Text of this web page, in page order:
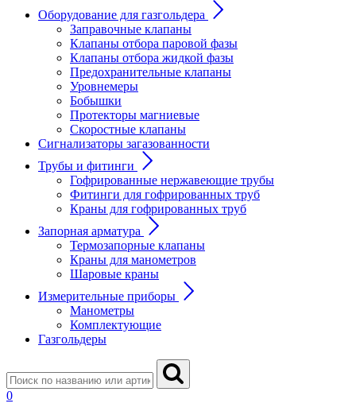
Оборудование для газгольдера
Заправочные клапаны
Клапаны отбора паровой фазы
Клапаны отбора жидкой фазы
Предохранительные клапаны
Уровнемеры
Бобышки
Протекторы магниевые
Скоростные клапаны
Сигнализаторы загазованности
Трубы и фитинги
Гофрированные нержавеющие трубы
Фитинги для гофрированных труб
Краны для гофрированных труб
Запорная арматура
Термозапорные клапаны
Краны для манометров
Шаровые краны
Измерительные приборы
Манометры
Комплектующие
Газгольдеры
0